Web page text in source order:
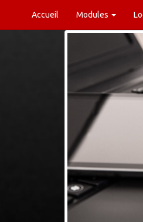
Accueil Modules